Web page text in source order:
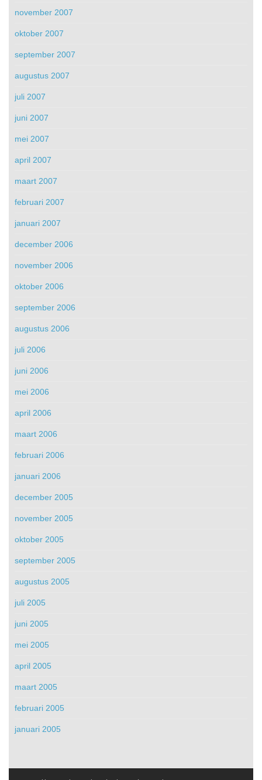
november 2007
oktober 2007
september 2007
augustus 2007
juli 2007
juni 2007
mei 2007
april 2007
maart 2007
februari 2007
januari 2007
december 2006
november 2006
oktober 2006
september 2006
augustus 2006
juli 2006
juni 2006
mei 2006
april 2006
maart 2006
februari 2006
januari 2006
december 2005
november 2005
oktober 2005
september 2005
augustus 2005
juli 2005
juni 2005
mei 2005
april 2005
maart 2005
februari 2005
januari 2005